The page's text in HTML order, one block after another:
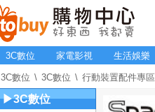
3C數位 家電影視 生活娛樂
3C數位 3C數位 行動裝置配件專區
▶3C數位